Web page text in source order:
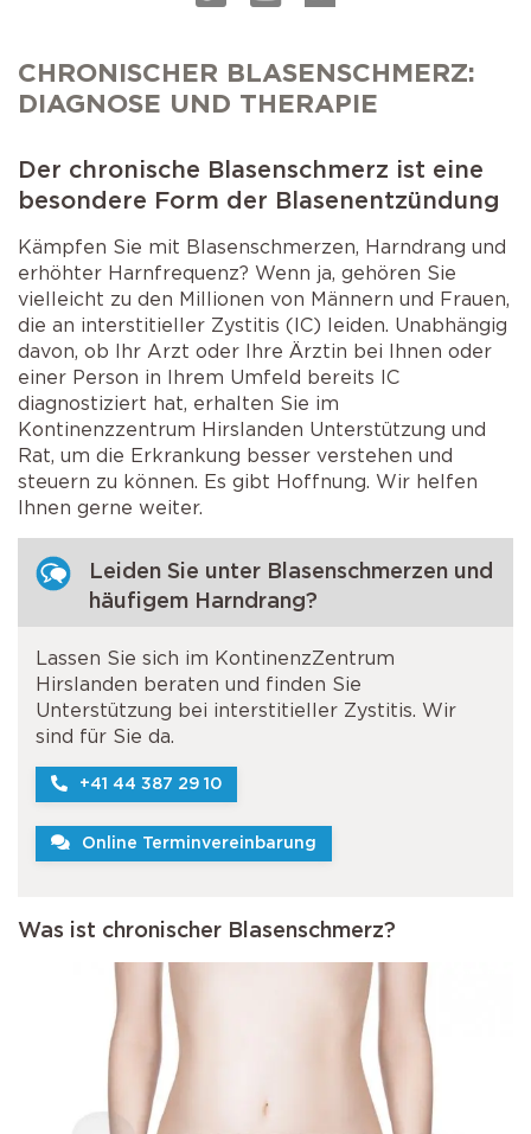
CHRONISCHER BLASENSCHMERZ:
DIAGNOSE UND THERAPIE
Der chronische Blasenschmerz ist eine
besondere Form der Blasenentzündung
Kämpfen Sie mit Blasenschmerzen, Harndrang und
erhöhter Harnfrequenz? Wenn ja, gehören Sie
vielleicht zu den Millionen von Männern und Frauen,
die an interstitieller Zystitis (IC) leiden. Unabhängig
davon, ob Ihr Arzt oder Ihre Ärztin bei Ihnen oder
einer Person in Ihrem Umfeld bereits IC
diagnostiziert hat, erhalten Sie im
Kontinenzzentrum Hirslanden Unterstützung und
Rat, um die Erkrankung besser verstehen und
steuern zu können. Es gibt Hoffnung. Wir helfen
Ihnen gerne weiter.
Leiden Sie unter Blasenschmerzen und
häufigem Harndrang?
Lassen Sie sich im KontinenzZentrum
Hirslanden beraten und finden Sie
Unterstützung bei interstitieller Zystitis. Wir
sind für Sie da.
+41 44 387 29 10
Online Terminvereinbarung
Was ist chronischer Blasenschmerz?
Selbstkatheterismus
Victo & Victo plus
Operationen der Prostata
Operation bei Senkungen